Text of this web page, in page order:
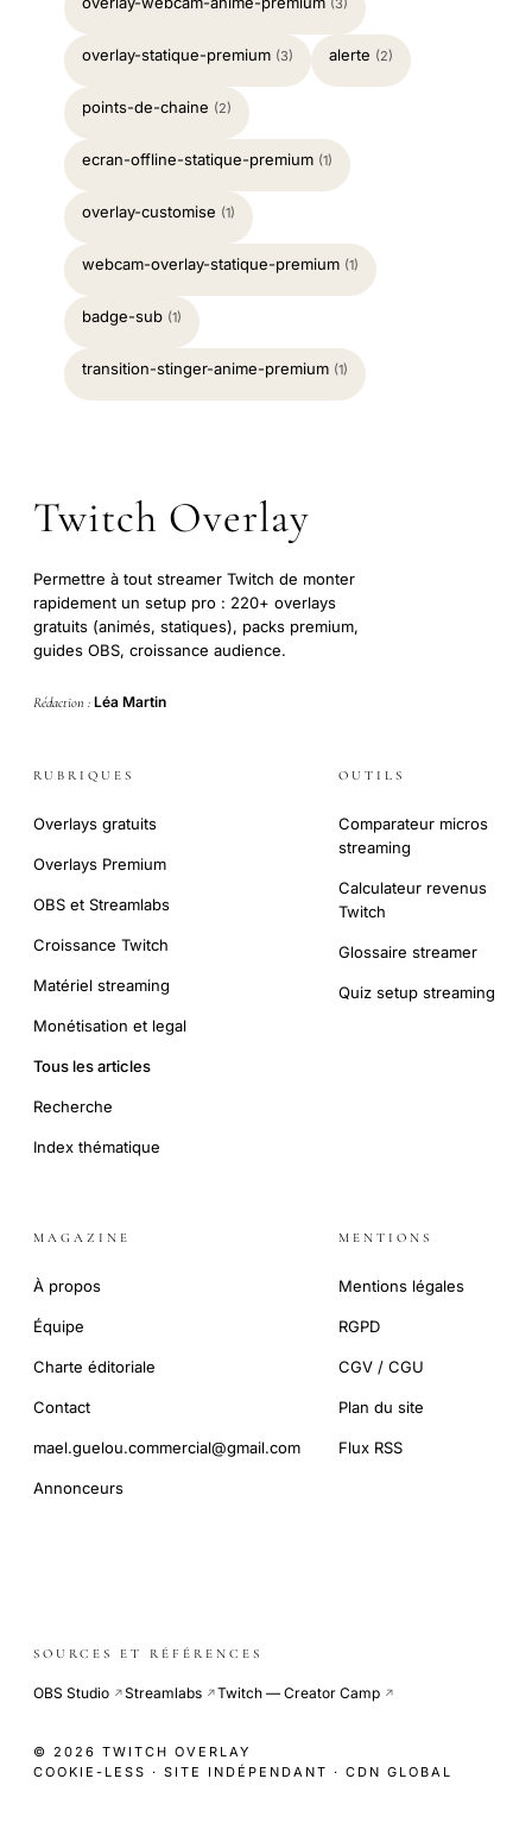
overlay-statique-premium (3) alerte (2)
points-de-chaine (2)
ecran-offline-statique-premium (1)
overlay-customise (1)
webcam-overlay-statique-premium (1)
badge-sub (1)
transition-stinger-anime-premium (1)
Twitch Overlay
Permettre à tout streamer Twitch de monter
rapidement un setup pro : 220+ overlays
gratuits (animés, statiques), packs premium,
guides OBS, croissance audience.
Rédaction : Léa Martin
RUBRIQUES
Overlays gratuits
Overlays Premium
OBS et Streamlabs
Croissance Twitch
Matériel streaming
Monétisation et legal
Tous les articles
Recherche
Index thématique
OUTILS
Comparateur micros
streaming
Calculateur revenus
Twitch
Glossaire streamer
Quiz setup streaming
MAGAZINE
À propos
Équipe
Charte éditoriale
Contact
mael.guelou.commercial@gmail.com
Annonceurs
MENTIONS
Mentions légales
RGPD
CGV / CGU
Plan du site
Flux RSS
SOURCES ET RÉFÉRENCES
OBS Studio ↗Streamlabs ↗Twitch — Creator Camp ↗
© 2026 TWITCH OVERLAY
COOKIE-LESS · SITE INDÉPENDANT · CDN GLOBAL